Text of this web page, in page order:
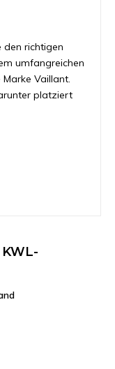
den richtigen
umfangreichen
Vaillant.
platziert